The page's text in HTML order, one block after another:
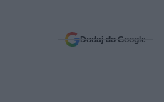
Dodaj do Google